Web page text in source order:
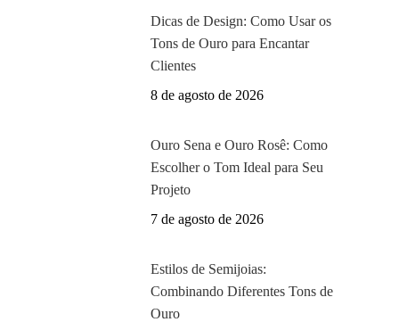
Dicas de Design: Como Usar os
Tons de Ouro para Encantar
Clientes
8 de agosto de 2026
Ouro Sena e Ouro Rosê: Como
Escolher o Tom Ideal para Seu
Projeto
7 de agosto de 2026
Estilos de Semijoias:
Combinando Diferentes Tons de
Ouro